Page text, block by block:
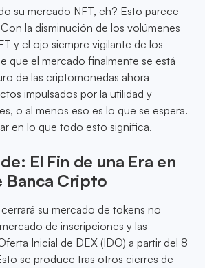
su mercado NFT, eh? Esto parece
la disminución de los volúmenes
y el ojo siempre vigilante de los
que el mercado finalmente se está
de las criptomonedas ahora
impulsados por la utilidad y
o al menos eso es lo que se espera.
en lo que todo esto significa.
El Fin de una Era en
Banca Cripto
su mercado de tokens no
de inscripciones y las
Inicial de DEX (IDO) a partir del 8
se produce tras otros cierres de